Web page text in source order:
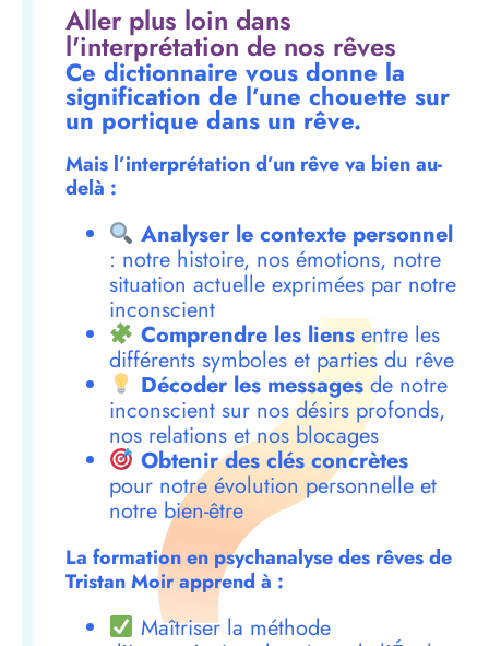
Aller plus loin dans
l'interprétation de nos rêves
Ce dictionnaire vous donne la
signification de l’une chouette sur
un portique dans un rêve.
Mais l’interprétation d’un rêve va bien au-
delà :
Analyser le contexte personnel
: notre histoire, nos émotions, notre
situation actuelle exprimées par notre
inconscient
Comprendre les liensentre les
différents symboles et parties du rêve
Décoder les messagesde notre
inconscient sur nos désirs profonds,
nos relations et nos blocages
Obtenir des clés concrètes
pour notre évolution personnelle et
notre bien-être
La formation en psychanalyse des rêves de
Tristan Moir apprend à :
Maîtriser la méthode